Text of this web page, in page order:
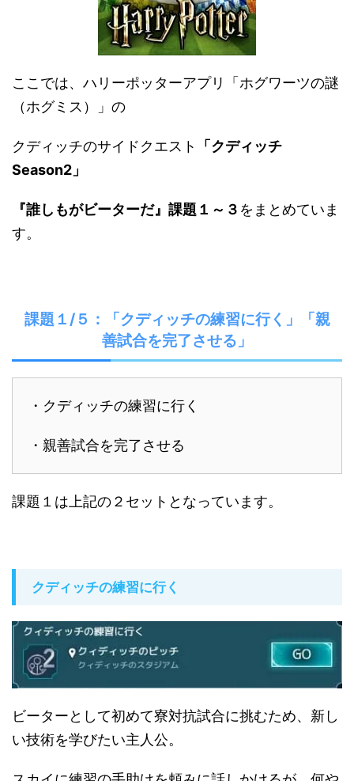
ここでは、ハリーポッターアプリ「ホグワーツの謎
（ホグミス）」の
クディッチのサイドクエスト
「クディッチ
Season2」
『誰しもがビーターだ』課題１～３ をまとめていま
す。
課題１/５：「クディッチの練習に行く」「親
善試合を完了させる」
・クディッチの練習に行く
・親善試合を完了させる
課題１は上記の２セットとなっています。
クディッチの練習に行く
ビーターとして初めて寮対抗試合に挑むため、新し
い技術を学びたい主人公。